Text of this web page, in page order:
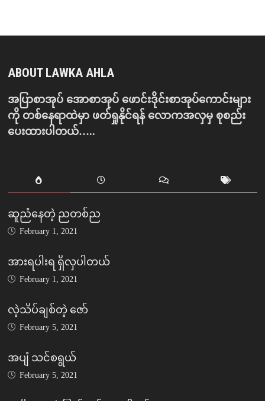
ABOUT LAWKA AHLA
အပြာစာအုပ် အောစာအုပ် ဖောင်းဒိုင်းစာအုပ်ကောင်းများ
ကို တစ်နေရာထဲမှာ ဖတ်ရှုနိုင်ရန် လောကအလှမှ စုစည်း
ပေးထားပါတယ်…..
ဆူညံနေတဲ့ ညတစ်ည
February 1, 2021
အားရပါးရ ရှိလှပါတယ်
February 1, 2021
လဲ့သိပ်ချစ်တဲ့ ဇော်
February 5, 2021
အပျံ သင်စရွယ်
February 5, 2021